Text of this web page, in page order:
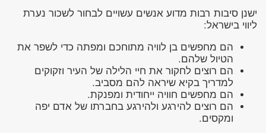
ישנן סיבות רבות מדוע אנשים עשויים לבחור לשכור נערת
ליווי בישראל:
הם מחפשים בן לוויה מתוחכם ומפתה כדי לשפר את
הטיול שלהם.
הם רוצים לחקור את חיי הלילה של העיר וזקוקים
למדריך בקיא שיראה להם מסביב.
הם מחפשים חוויה ייחודית ומפנקת.
הם רוצים להירגע ולהירגע בחברתו של אדם יפה
ומקסים.